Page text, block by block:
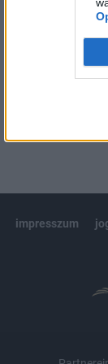
MÁR
impresszum